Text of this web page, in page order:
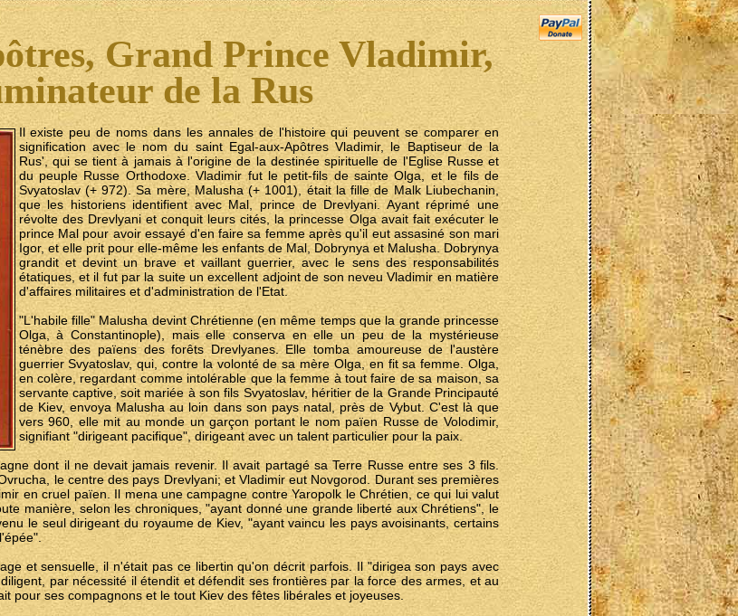
Grand Prince Vladimir,
de la Rus
Il existe peu de noms dans les annales de l'histoire qui peuvent se comparer en
signification avec le nom du saint Egal-aux-Apôtres Vladimir, le Baptiseur de la
Rus', qui se tient à jamais à l'origine de la destinée spirituelle de l'Eglise Russe et
du peuple Russe Orthodoxe. Vladimir fut le petit-fils de sainte Olga, et le fils de
Svyatoslav (+ 972). Sa mère, Malusha (+ 1001), était la fille de Malk Liubechanin,
que les historiens identifient avec Mal, prince de Drevlyani. Ayant réprimé une
révolte des Drevlyani et conquit leurs cités, la princesse Olga avait fait exécuter le
prince Mal pour avoir essayé d'en faire sa femme après qu'il eut assasiné son mari
Igor, et elle prit pour elle-même les enfants de Mal, Dobrynya et Malusha. Dobrynya
grandit et devint un brave et vaillant guerrier, avec le sens des responsabilités
étatiques, et il fut par la suite un excellent adjoint de son neveu Vladimir en matière
d'affaires militaires et d'administration de l'Etat.
"L'habile fille" Malusha devint Chrétienne (en même temps que la grande princesse
Olga, à Constantinople), mais elle conserva en elle un peu de la mystérieuse
ténèbre des païens des forêts Drevlyanes. Elle tomba amoureuse de l'austère
guerrier Svyatoslav, qui, contre la volonté de sa mère Olga, en fit sa femme. Olga,
en colère, regardant comme intolérable que la femme à tout faire de sa maison, sa
servante captive, soit mariée à son fils Svyatoslav, héritier de la Grande Principauté
de Kiev, envoya Malusha au loin dans son pays natal, près de Vybut. C'est là que
vers 960, elle mit au monde un garçon portant le nom païen Russe de Volodimir,
signifiant "dirigeant pacifique", dirigeant avec un talent particulier pour la paix.
dont il ne devait jamais revenir. Il avait partagé sa Terre Russe entre ses 3 fils.
le centre des pays Drevlyani; et Vladimir eut Novgorod. Durant ses premières
en cruel païen. Il mena une campagne contre Yaropolk le Chrétien, ce qui lui valut
manière, selon les chroniques, "ayant donné une grande liberté aux Chrétiens", le
le seul dirigeant du royaume de Kiev, "ayant vaincu les pays avoisinants, certains
et sensuelle, il n'était pas ce libertin qu'on décrit parfois. Il "dirigea son pays avec
par nécessité il étendit et défendit ses frontières par la force des armes, et au
pour ses compagnons et le tout Kiev des fêtes libérales et joyeuses.